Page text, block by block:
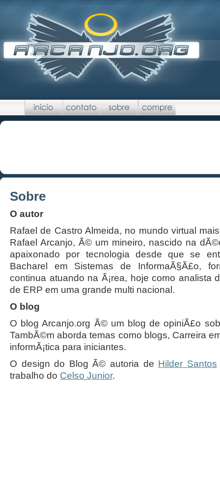
Sobre
O autor
Rafael de Castro Almeida, no mundo virtual
Rafael Arcanjo, Ã© um mineiro, nascido na
apaixonado por tecnologia desde que se
Bacharel em Sistemas de InformaÃ§Ã£o,
continua atuando na Ã¡rea, hoje como analista
de ERP em uma grande multi nacional.
O blog
O blog Arcanjo.org Ã© um blog de opiniÃ£o
TambÃ©m aborda temas como blogs, Carreira
informÃ¡tica para iniciantes.
O design do Blog Ã© autoria de Hilder Santos
trabalho do Celso Junior.